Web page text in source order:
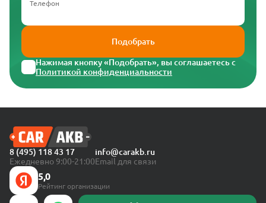
Телефон
Подобрать
Нажимая кнопку «Подобрать», вы соглашаетесь с
Политикой конфиденциальности
8 (495) 118 43 17
Ежедневно 9:00-21:00
info@carakb.ru
Email для связи
5,0
Рейтинг организации